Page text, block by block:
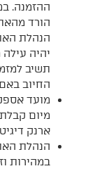
ההזמנה.
הורד
הנהלת
יהיה
תשיב
החיוב
מועד
מיום
ארנק
הנהלת
במהירות